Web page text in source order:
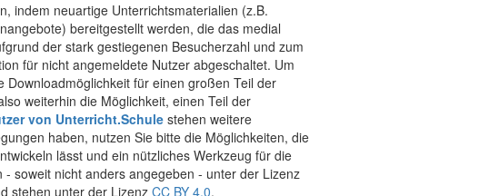
indem neuartige Unterrichtsmaterialien (z.B.
bereitgestellt werden, die das medial
der stark gestiegenen Besucherzahl und zum
für nicht angemeldete Nutzer abgeschaltet. Um
für einen großen Teil der
weiterhin die Möglichkeit, einen Teil der
von Unterricht.Schule stehen weitere
haben, nutzen Sie bitte die Möglichkeiten, die
lässt und ein nützliches Werkzeug für die
soweit nicht anders angegeben - unter der Lizenz
stehen unter der Lizenz CC BY 4.0.